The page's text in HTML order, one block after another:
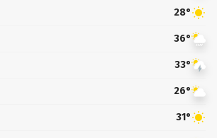
28°
36°
33°
26°
31°